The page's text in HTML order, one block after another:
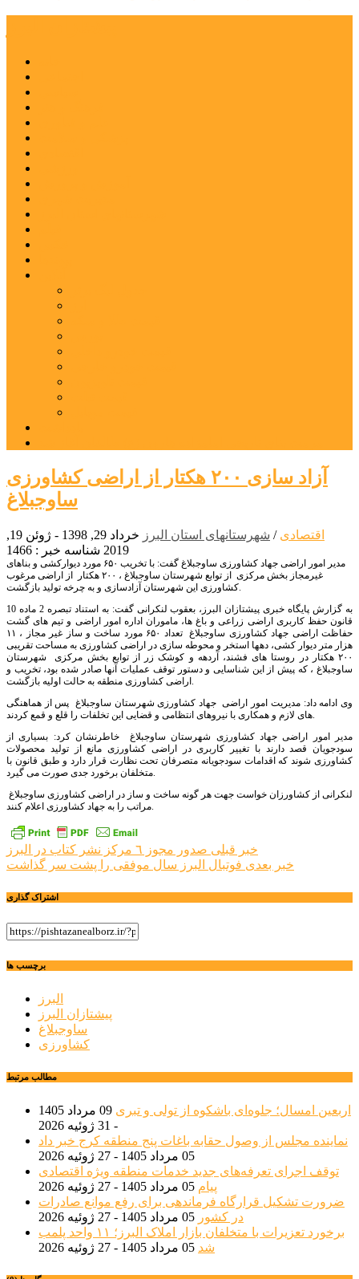
آزاد سازی ۲۰۰ هکتار از اراضی کشاورزی
ساوجبلاغ
اقتصادی / شهرستانهای استان البرز
خرداد 29, 1398 - ژوئن 19,
2019 شناسه خبر : 1466
مدیر امور اراضی جهاد کشاورزی ساوجبلاغ گفت: با تخریب ۶۵۰ مورد دیوارکشی و بناهای
غیرمجاز بخش مرکزی از توابع شهرستان ساوجبلاغ ، ۲۰۰ هکتار از اراضی مرغوب
کشاورزی این شهرستان آزادسازی و به چرخه تولید بازگشت.
به گزارش پایگاه خبری پیشتازان البرز، بعقوب لنکرانی گفت: به استناد تبصره 2 ماده 10
قانون حفظ کاربری اراضی زراعی و باغ ها، ماموران اداره امور اراضی و تیم های گشت
حفاظت اراضی جهاد کشاورزی ساوجبلاغ تعداد ۶۵۰ مورد ساخت و ساز غیر مجاز ، ۱۱
هزار متر دیوار کشی، دهها استخر و محوطه سازی در اراضی کشاورزی به مساحت تقریبی
۲۰۰ هکتار در روستا های فشند، آردهه و کوشک زر از توابع بخش مرکزی شهرستان
ساوجبلاغ ، که پیش از این شناسایی و دستور توقف عملیات آنها صادر شده بود، تخریب و
اراضی کشاورزی منطقه به حالت اولیه بازگشت.
وی ادامه داد: مدیریت امور اراضی جهاد کشاورزی شهرستان ساوجبلاغ پس از هماهنگی
های لازم و همکاری با نیروهای انتظامی و قضایی این تخلفات را قلع و قمع کردند.
مدیر امور اراضی جهاد کشاورزی شهرستان ساوجبلاغ خاطرنشان کرد: بسیاری از
سودجویان قصد دارند با تغییر کاربری در اراضی کشاورزی مانع از تولید محصولات
کشاورزی شوند که اقدامات سودجویانه متصرفان تحت نظارت قرار دارد و طبق قانون با
متخلفان برخورد جدی صورت می گیرد.
لنکرانی از کشاورزان خواست جهت هر گونه ساخت و ساز در اراضی کشاورزی ساوجبلاغ
مراتب را به جهاد کشاورزی اعلام کنند.
راهبری
نوشته
خبر قبلی صدور مجوز ٦ مرکز نشر کتاب در البرز
خبر بعدی فوتبال البرز سال موفقی را پشت سر گذاشت
اشتراک گذاری
برچسب ها
البرز
پیشتازان البرز
ساوجبلاغ
کشاورزی
مطالب مرتبط
اربعین امسال؛ جلوه‌ای باشکوه از تولی و تبری
09 مرداد 1405
- 31 ژوئیه 2026
نماینده مجلس از وصول حقابه باغات پنج منطقه کرج خبر داد
05 مرداد 1405 - 27 ژوئیه 2026
توقف اجرای تعرفه‌های جدید خدمات منطقه ویژه اقتصادی
پیام 05 مرداد 1405 - 27 ژوئیه 2026
ضرورت تشکیل قرارگاه فرماندهی برای رفع موانع صادرات
در کشور 05 مرداد 1405 - 27 ژوئیه 2026
برخورد تعزیرات با متخلفان بازار املاک البرز؛ ۱۱ واحد پلمب
شد 05 مرداد 1405 - 27 ژوئیه 2026